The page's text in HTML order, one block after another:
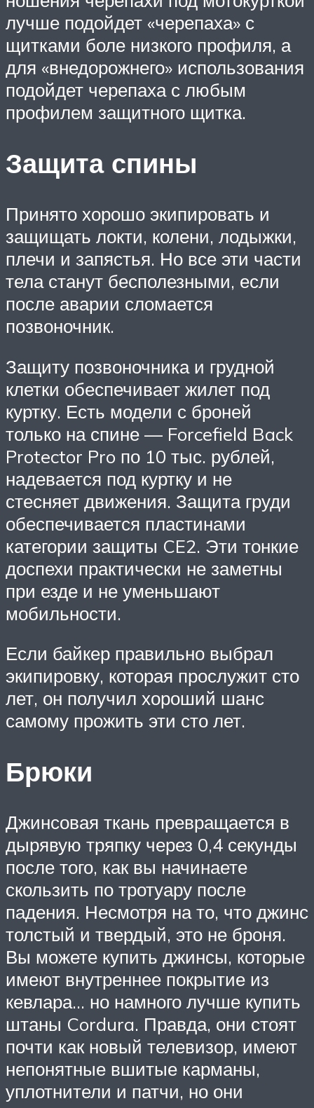
лучше подойдет «черепаха» с
щитками боле низкого профиля, а
для «внедорожнего» использования
подойдет черепаха с любым
профилем защитного щитка.
Защита спины
Принято хорошо экипировать и
защищать локти, колени, лодыжки,
плечи и запястья. Но все эти части
тела станут бесполезными, если
после аварии сломается
позвоночник.
Защиту позвоночника и грудной
клетки обеспечивает жилет под
куртку. Есть модели с броней
только на спине — Forcefield Back
Protector Pro по 10 тыс. рублей,
надевается под куртку и не
стесняет движения. Защита груди
обеспечивается пластинами
категории защиты CE2. Эти тонкие
доспехи практически не заметны
при езде и не уменьшают
мобильности.
Если байкер правильно выбрал
экипировку, которая прослужит сто
лет, он получил хороший шанс
самому прожить эти сто лет.
Брюки
Джинсовая ткань превращается в
дырявую тряпку через 0,4 секунды
после того, как вы начинаете
скользить по тротуару после
падения. Несмотря на то, что джинс
толстый и твердый, это не броня.
Вы можете купить джинсы, которые
имеют внутреннее покрытие из
кевлара… но намного лучше купить
штаны Cordura. Правда, они стоят
почти как новый телевизор, имеют
непонятные вшитые карманы,
уплотнители и патчи, но они